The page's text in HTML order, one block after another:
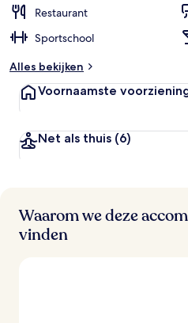
Restaurant
Sportschool
Alles bekijken
Voornaamste
Net als thuis (6)
Waarom we deze
vinden